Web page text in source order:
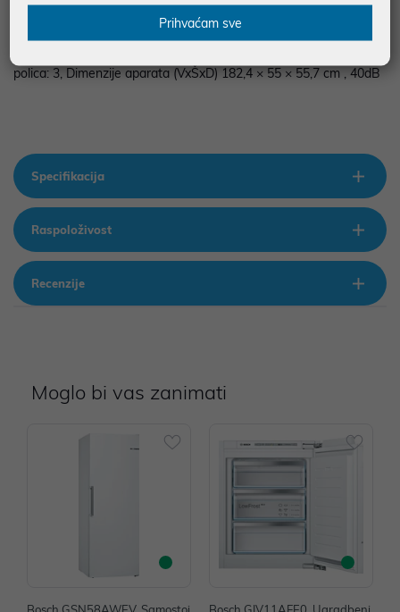
Karakteristike NoFrost DualAdvance, Multiflow 360, Ladica za
povrće s kontrolom vlažnosti MoistControl, Posuda za povrće,
polica: 3, Dimenzije aparata (VxŠxD) 182,4 × 55 × 55,7 cm , 40dB
Specifikacija
Raspoloživost
Recenzije
Moglo bi vas zanimati
Prihvaćam sve